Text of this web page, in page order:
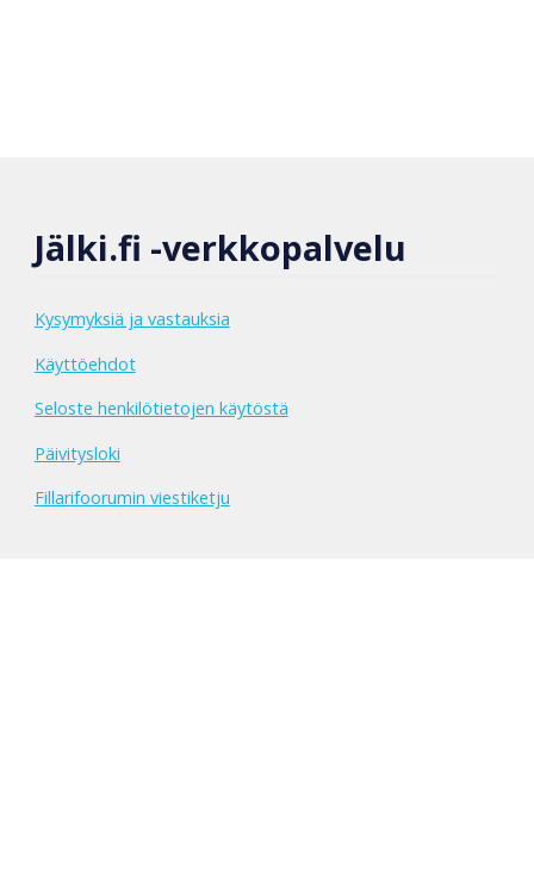
Jälki.fi -verkkopalvelu
Kysymyksiä ja vastauksia
Käyttöehdot
Seloste henkilötietojen käytöstä
Päivitysloki
Fillarifoorumin viestiketju